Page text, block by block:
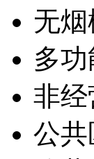
无
多
非
公